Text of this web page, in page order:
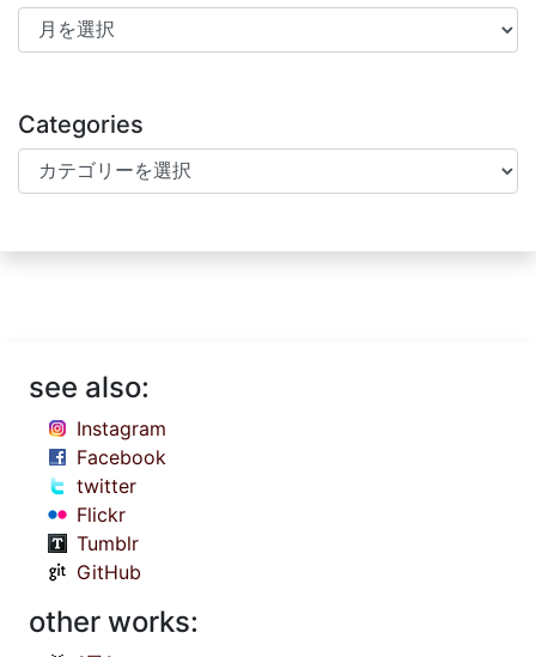
Archives
Categories
Categories
see also:
Instagram
Facebook
twitter
Flickr
Tumblr
GitHub
other works: